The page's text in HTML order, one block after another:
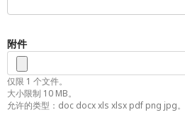
附件
仅限 1 个文件。
大小限制 10 MB。
允许的类型：doc docx xls xlsx pdf png jpg。